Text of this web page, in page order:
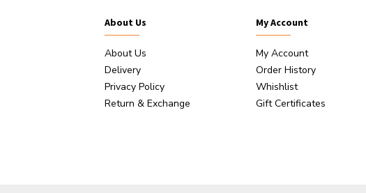
About Us
About Us
Delivery
Privacy Policy
Return & Exchange
My Account
My Account
Order History
Whishlist
Gift Certificates